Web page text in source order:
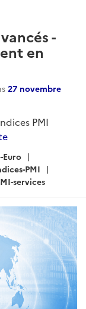
-
en
27 novembre
PMI
Euro
PMI
services